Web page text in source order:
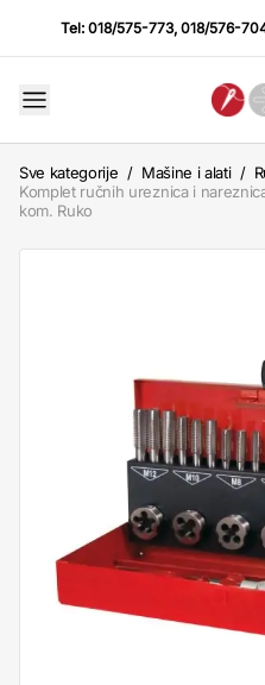
Tel:018/575-773,018/576-
Sve kategorije / Mašine i alati /
Komplet ručnih ureznica i
kom. Ruko